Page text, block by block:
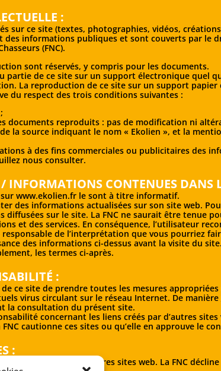
:
sur ce site (textes, photographies, vidéos,
informations publiques et sont couverts par le
(FNC).
sont réservés, y compris pour les documents.
partie de ce site sur un support électronique quel
La reproduction de ce site sur un support
du respect des trois conditions suivantes :
documents reproduits : pas de modification ni
la source indiquant le nom « Ekolien », et la
à des fins commerciales ou publicitaires des
nous consulter.
INFORMATIONS CONTENUES DANS
www.ekolien.fr le sont à titre informatif.
des informations actualisées sur son site web.
diffusées sur le site. La FNC ne saurait être tenue
et des services. En conséquence, l’utilisateur
responsable de l’interprétation que vous pourriez
des informations ci-dessus avant la visite du
les termes ci-après.
:
ce site de prendre toutes les mesures
virus circulant sur le réseau Internet. De
la consultation du présent site.
concernant les liens créés par d’autres
cautionne ces sites ou qu’elle en approuve le
:
liens vers d’autres sites web. La FNC